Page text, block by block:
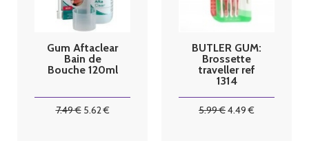
Gum Aftaclear
Bain de
Bouche 120ml
7.49€ 5.62€
BUTLER GUM:
Brossette
traveller ref
1314
5.99€4.49 €